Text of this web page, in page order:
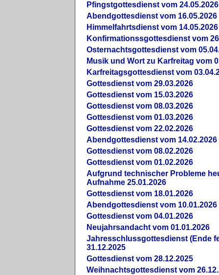
Pfingstgottesdienst vom 24.05.2026
Abendgottesdienst vom 16.05.2026
Himmelfahrtsdienst vom 14.05.2026
Konfirmationssgottesdienst vom
Osternachtsgottesdienst vom
Musik und Wort zu Karfreitag vom
Karfreitagsgottesdienst vom
Gottesdienst vom 29.03.2026
Gottesdienst vom 15.03.2026
Gottesdienst vom 08.03.2026
Gottesdienst vom 01.03.2026
Gottesdienst vom 22.02.2026
Abendgottesdienst vom 14.02.2026
Gottesdienst vom 08.02.2026
Gottesdienst vom 01.02.2026
Aufgrund technischer Probleme
Aufnahme 25.01.2026
Gottesdienst vom 18.01.2026
Abendgottesdienst vom 10.01.2026
Gottesdienst vom 04.01.2026
Neujahrsandacht vom 01.01.2026
Jahresschlussgottesdienst (Ende
31.12.2025
Gottesdienst vom 28.12.2025
Weihnachtsgottesdienst vom